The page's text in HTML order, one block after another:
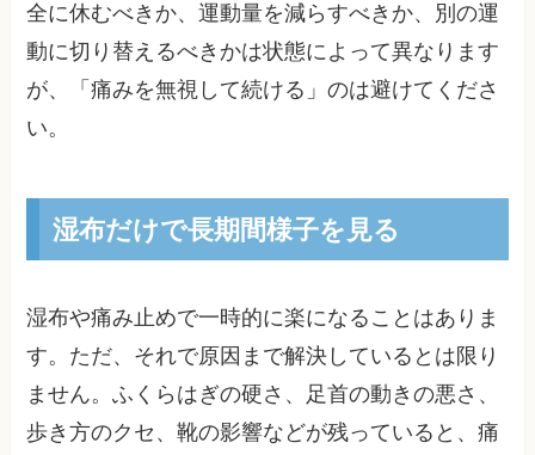
全に休むべきか、運動量を減らすべきか、別の運
動に切り替えるべきかは状態によって異なります
が、「痛みを無視して続ける」のは避けてくださ
い。
湿布だけで長期間様子を見る
湿布や痛み止めで一時的に楽になることはありま
す。ただ、それで原因まで解決しているとは限り
ません。ふくらはぎの硬さ、足首の動きの悪さ、
歩き方のクセ、靴の影響などが残っていると、痛